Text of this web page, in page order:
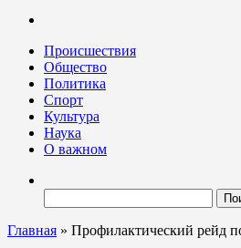
Ленинградских новостей
Происшествия
Общество
Политика
Спорт
Культура
Наука
О важном
Главная » Профилактический рейд